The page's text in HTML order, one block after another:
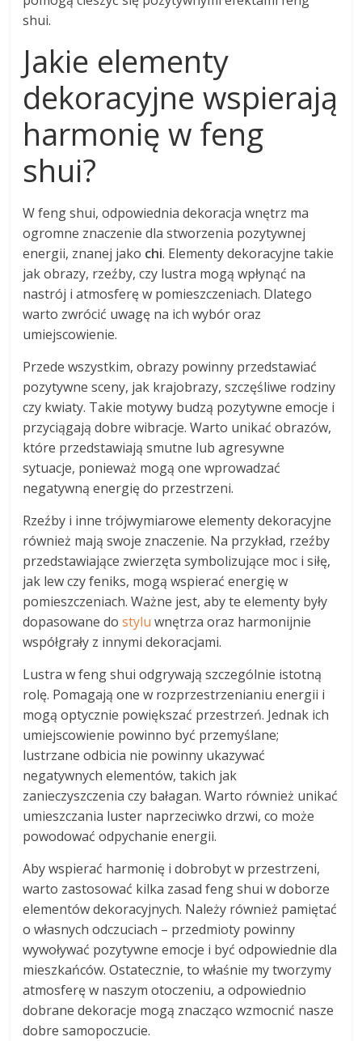
shui.
Jakie elementy
dekoracyjne wspierają
harmonię w feng
shui?
W feng shui, odpowiednia dekoracja wnętrz ma
ogromne znaczenie dla stworzenia pozytywnej
energii, znanej jako chi. Elementy dekoracyjne takie
jak obrazy, rzeźby, czy lustra mogą wpłynąć na
nastrój i atmosferę w pomieszczeniach. Dlatego
warto zwrócić uwagę na ich wybór oraz
umiejscowienie.
Przede wszystkim, obrazy powinny przedstawiać
pozytywne sceny, jak krajobrazy, szczęśliwe rodziny
czy kwiaty. Takie motywy budzą pozytywne emocje i
przyciągają dobre wibracje. Warto unikać obrazów,
które przedstawiają smutne lub agresywne
sytuacje, ponieważ mogą one wprowadzać
negatywną energię do przestrzeni.
Rzeźby i inne trójwymiarowe elementy dekoracyjne
również mają swoje znaczenie. Na przykład, rzeźby
przedstawiające zwierzęta symbolizujące moc i siłę,
jak lew czy feniks, mogą wspierać energię w
pomieszczeniach. Ważne jest, aby te elementy były
dopasowane dostylu wnętrza oraz harmonijnie
współgrały z innymi dekoracjami.
Lustra w feng shui odgrywają szczególnie istotną
rolę. Pomagają one w rozprzestrzenianiu energii i
mogą optycznie powiększać przestrzeń. Jednak ich
umiejscowienie powinno być przemyślane;
lustrzane odbicia nie powinny ukazywać
negatywnych elementów, takich jak
zanieczyszczenia czy bałagan. Warto również unikać
umieszczania luster naprzeciwko drzwi, co może
powodować odpychanie energii.
Aby wspierać harmonię i dobrobyt w przestrzeni,
warto zastosować kilka zasad feng shui w doborze
elementów dekoracyjnych. Należy również pamiętać
o własnych odczuciach – przedmioty powinny
wywoływać pozytywne emocje i być odpowiednie dla
mieszkańców. Ostatecznie, to właśnie my tworzymy
atmosferę w naszym otoczeniu, a odpowiednio
dobrane dekoracje mogą znacząco wzmocnić nasze
dobre samopoczucie.